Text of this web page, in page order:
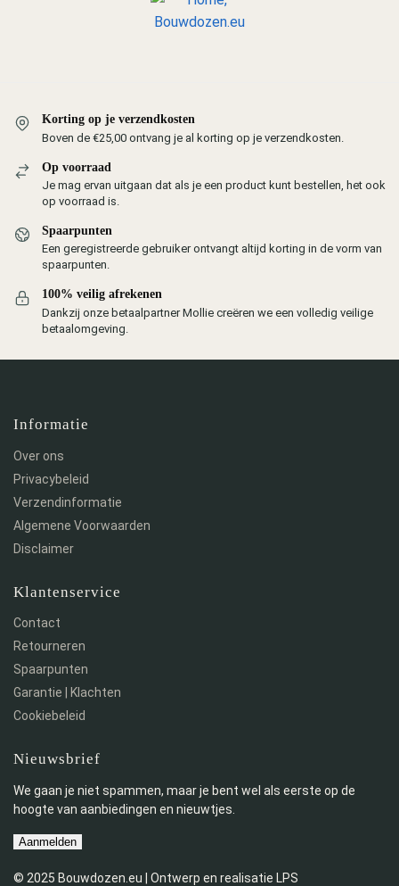
Korting op je verzendkosten
Boven de €25,00 ontvang je al korting op je verzendkosten.
Op voorraad
Je mag ervan uitgaan dat als je een product kunt bestellen, het ook
op voorraad is.
Spaarpunten
Een geregistreerde gebruiker ontvangt altijd korting in de vorm van
spaarpunten.
100% veilig afrekenen
Dankzij onze betaalpartner Mollie creëren we een volledig veilige
betaalomgeving.
Informatie
Over ons
Privacybeleid
Verzendinformatie
Algemene Voorwaarden
Disclaimer
Klantenservice
Contact
Retourneren
Spaarpunten
Garantie | Klachten
Cookiebeleid
Nieuwsbrief
We gaan je niet spammen, maar je bent wel als eerste op de
hoogte van aanbiedingen en nieuwtjes.
Aanmelden
© 2025 Bouwdozen.eu | Ontwerp en realisatie LPS